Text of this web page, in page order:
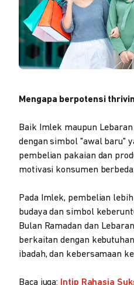
Mengapa berpotensi
Baik Imlek maupun
dengan simbol "awal baru"
pembelian pakaian dan
motivasi konsumen berbeda.
Pada Imlek, pembelian
budaya dan simbol
Bulan Ramadan dan
berkaitan dengan
ibadah, dan kebersamaan
Baca juga:
Intip Rahasia